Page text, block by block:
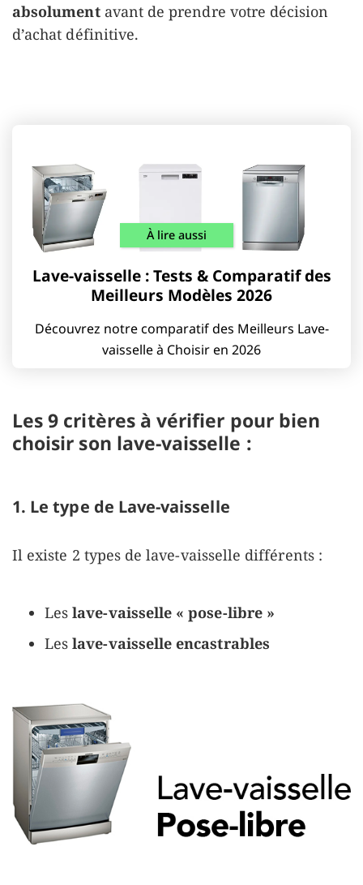
absolument avant de prendre votre décision
d’achat définitive.
À lire aussi
Lave-vaisselle : Tests & Comparatif des
Meilleurs Modèles 2026
Découvrez notre comparatif des Meilleurs Lave-
vaisselle à Choisir en 2026
Les 9 critères à vérifier pour bien
choisir son lave-vaisselle :
1. Le type de Lave-vaisselle
Il existe 2 types de lave-vaisselle différents :
Leslave-vaisselle « pose-libre »
Leslave-vaisselle encastrables